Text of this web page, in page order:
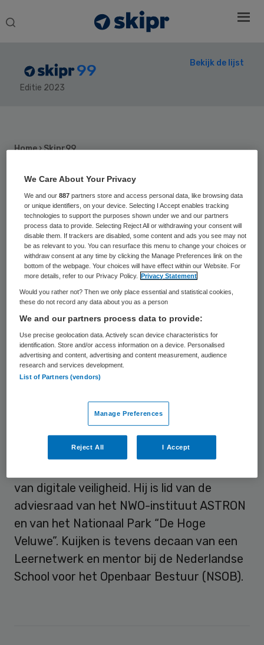
Search
99
Editie 2023
Bekijk de lijst
Home› Skipr99
82 Positie vorig jaar:
Wim Kuijken
Wim Kuijken is voorzitter van de raad van
toezicht van het Amsterdam UMC (AMC en
VUmc).
van De Nederlandsche Bank NV, voorzitter
van de Raad van Toezicht van de
Luchtverkeersleiding Nederland, voorzitter
van de Raad van Toezicht van het Kadaster,
voorzitter van de Raad van Toezicht van de
“The Hague Security Delta”, een
samenwerkingsverband van bedrijfsleven,
van digitale veiligheid. Hij is lid van de
adviesraad van het NWO-instituut ASTRON
en van het Nationaal Park “De Hoge
Veluwe”. Kuijken is tevens decaan van een
Leernetwerk en mentor bij de Nederlandse
School voor het Openbaar Bestuur (NSOB).
Sidebar
We Care About Your Privacy
We and our887 partners store and access personal data, like browsing data
or unique identifiers, on your device. Selecting I Accept enables tracking
technologies to support the purposes shown under we and our partners
process data to provide. Selecting Reject All or withdrawing your consent will
disable them. If trackers are disabled, some content and ads you see may not
be as relevant to you. You can resurface this menu to change your choices or
withdraw consent at any time by clicking the Manage Preferences link on the
bottom of the webpage. Your choices will have effect within our Website. For
more details, refer to our Privacy Policy.
Privacy Statement
Would you rather not? Then we only place essential and statistical cookies,
these do not record any data about you as a person
We and our partners process data to provide:
Use precise geolocation data. Actively scan device characteristics for
identification. Store and/or access information on a device. Personalised
advertising and content, advertising and content measurement, audience
research and services development.
List of Partners (vendors)
Manage Preferences
Reject All I Accept